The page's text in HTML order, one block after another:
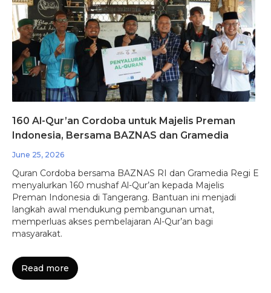
160 Al-Qur’an Cordoba untuk Majelis Preman
Indonesia, Bersama BAZNAS dan Gramedia
June 25, 2026
Quran Cordoba bersama BAZNAS RI dan Gramedia Regi E
menyalurkan 160 mushaf Al-Qur’an kepada Majelis
Preman Indonesia di Tangerang. Bantuan ini menjadi
langkah awal mendukung pembangunan umat,
memperluas akses pembelajaran Al-Qur’an bagi
masyarakat.
Read more